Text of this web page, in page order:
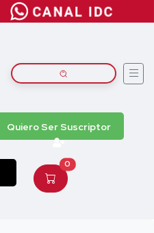
Quiero Ser Suscriptor
0